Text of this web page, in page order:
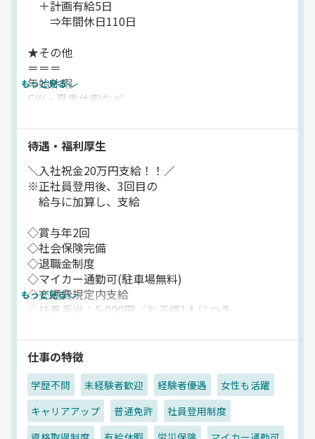
＋計画有給5日
⇒年間休日110日
★その他
＝＝＝
年始休暇
GW・夏季休暇など
もっと見る
待遇・福利厚生
＼入社祝金20万円支給！！／
※正社員登用後、3回目の
給与に加算し、支給
◇賞与年2回
◇社会保険完備
◇退職金制度
◇マイカー通勤可(駐車場無料)
◇交通費規定内支給
◇扶養手当：5,000円／お子様1人につき
◇資格手当
◇資格取得支援制度
⇒危険物取扱者乙種など
業務に必要な資格は会社負担で取得
◇引っ越し費用全額補助制度あり
⇒住居探しのフォローはもちろん、
もっと見る
仕事の特徴
学歴不問 未経験者歓迎 経験者優遇
女性も活躍
キャリアアップ
普通免許
社員登用制度